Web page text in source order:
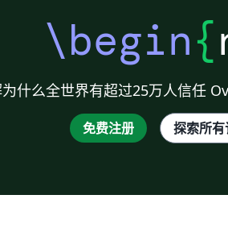
\begin{
什么全世界有超过25万人信任
免费注册 探索所有